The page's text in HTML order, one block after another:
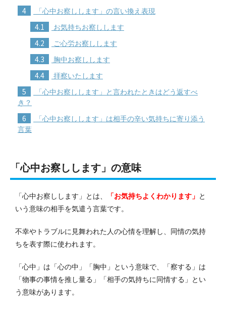
4 「心中お察しします」の言い換え表現
4.1 お気持ちお察しします
4.2 ご心労お察しします
4.3 胸中お察しします
4.4 拝察いたします
5
「心中お察しします」と言われたときはどう返すべ
き？
6
「心中お察しします」は相手の辛い気持ちに寄り添う
言葉
「心中お察しします」の意味
「心中お察しします」とは、 「お気持ちよくわかります」 と
いう意味の相手を気遣う言葉です。
不幸やトラブルに見舞われた人の心情を理解し、同情の気持
ちを表す際に使われます。
「心中」は「心の中」「胸中」という意味で、「察する」は
「物事の事情を推し量る」「相手の気持ちに同情する」とい
う意味があります。